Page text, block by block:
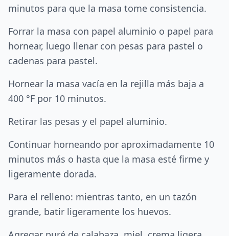
minutos para que la masa tome consistencia.
Forrar la masa con papel aluminio o papel para
hornear, luego llenar con pesas para pastel o
cadenas para pastel.
Hornear la masa vacía en la rejilla más baja a
400 °F por 10 minutos.
Retirar las pesas y el papel aluminio.
Continuar horneando por aproximadamente 10
minutos más o hasta que la masa esté firme y
ligeramente dorada.
Para el relleno: mientras tanto, en un tazón
grande, batir ligeramente los huevos.